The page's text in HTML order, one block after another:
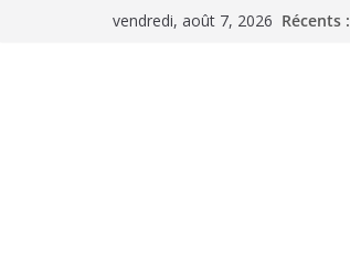
vendredi, août 7, 2026 Récents :